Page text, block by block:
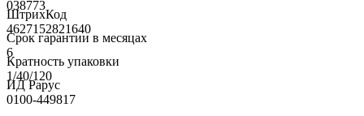
038773
ШтрихКод
4627152821640
Срок гарантии в месяцах
6
Кратность упаковки
1/40/120
ИД Рарус
0100-449817